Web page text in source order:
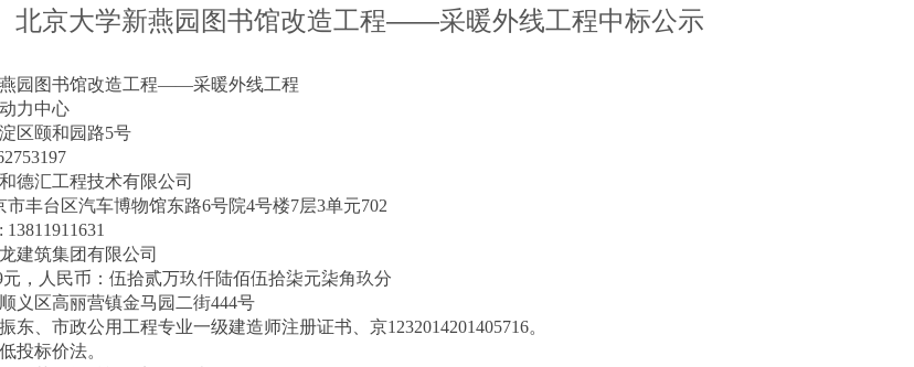
北京大学新燕园图书馆改造工程——采暖外线工程中标公示
园图书馆改造工程——采暖外线工程
动力中心
区颐和园路5号
德汇工程技术有限公司
市丰台区汽车博物馆东路6号院4号楼7层3单元702
: 13811911631
建筑集团有限公司
元，人民币： 伍拾贰万玖仟陆佰伍拾柒元柒角玖分
义区高丽营镇金马园二街444号
东 市政公用工程专业一级建造师注册证书、 京1232014201405716。
投标价法。